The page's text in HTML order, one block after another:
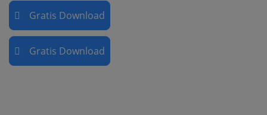
Gratis Download
Gratis Download